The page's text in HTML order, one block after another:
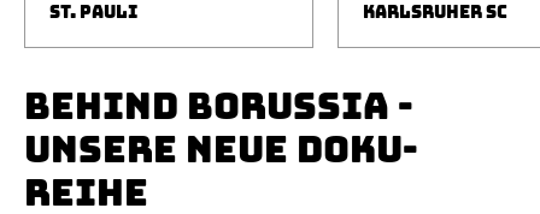
ST. PAULI
KARLSRUHER SC
BEHIND BORUSSIA -
UNSERE NEUE DOKU-
REIHE